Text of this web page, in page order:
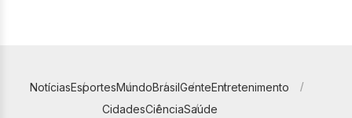
NotíciasEsportesMundoBrasilGenteEntretenimento
CidadesCiênciaSaúde